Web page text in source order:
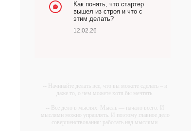
Как понять, что стартер
вышел из строя и что с
этим делать?
12.02.26
-- Начинайте делать все, что вы можете сделать – и
даже то, о чем можете хотя бы мечтать.
-- Все дело в мыслях. Мысль — начало всего. И
мыслями можно управлять. И поэтому главное дело
совершенствования: работать над мыслями.